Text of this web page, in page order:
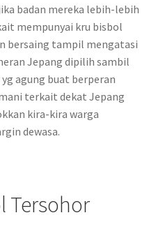
badan mereka lebih-lebih
mempunyai kru bisbol
bersaing tampil mengatasi
Jepang dipilih sambil
agung buat berperan
terkait dekat Jepang
kira-kira warga
dewasa.
Tersohor